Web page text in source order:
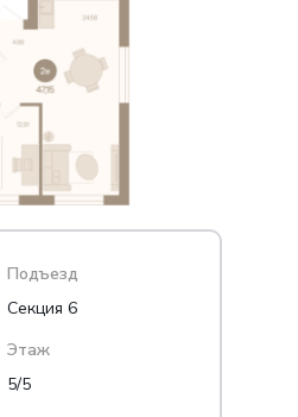
Подъезд
Секция 6
Этаж
5/5